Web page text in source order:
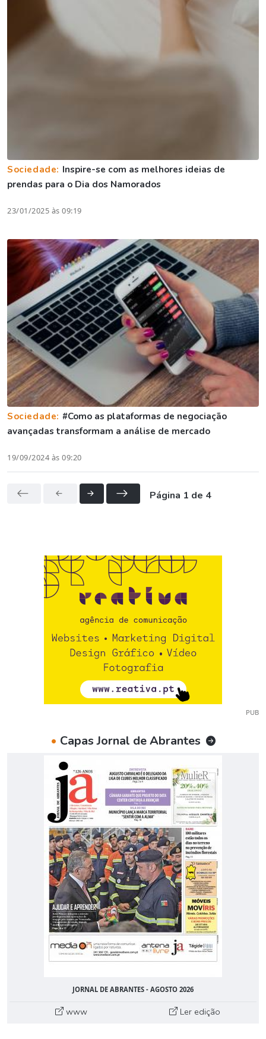
Sociedade: Inspire-se com as melhores ideias de
prendas para o Dia dos Namorados
23/01/2025 às 09:19
Sociedade: #Como as plataformas de negociação
avançadas transformam a análise de mercado
19/09/2024 às 09:20
Página 1 de 4
PUB
• Capas Jornal de Abrantes
JORNAL DE ABRANTES - AGOSTO 2026
www Ler edição